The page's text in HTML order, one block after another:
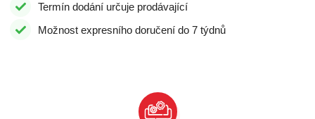
Termín dodání určuje prodávající
Možnost expresního doručení do 7 týdnů